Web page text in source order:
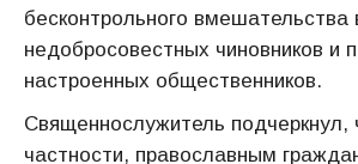
бесконтрольного вмешательства
недобросовестных чиновников и
настроенных общественников.
Священнослужитель подчеркнул,
частности, православным